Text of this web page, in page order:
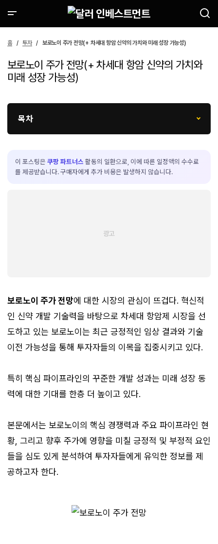
홈 투자 보로노이 주가 전망(+ 차세대 항암 신약의 가치와 미래 성장 가능성)
보로노이 주가 전망(+ 차세대 항암 신약의 가치와
미래 성장 가능성)
목차
이 포스팅은 쿠팡 파트너스 활동의 일환으로, 이에 따른 일정액의 수수료
를 제공받습니다. 구매자에게 추가 비용은 발생하지 않습니다.
보로노이 주가 전망에 대한 시장의 관심이 뜨겁다. 혁신적
인 신약 개발 기술력을 바탕으로 차세대 항암제 시장을 선
도하고 있는 보로노이는 최근 긍정적인 임상 결과와 기술
이전 가능성을 통해 투자자들의 이목을 집중시키고 있다.
특히 핵심 파이프라인의 꾸준한 개발 성과는 미래 성장 동
력에 대한 기대를 한층 더 높이고 있다.
본문에서는 보로노이의 핵심 경쟁력과 주요 파이프라인 현
황, 그리고 향후 주가에 영향을 미칠 긍정적 및 부정적 요인
들을 심도 있게 분석하여 투자자들에게 유익한 정보를 제
공하고자 한다.